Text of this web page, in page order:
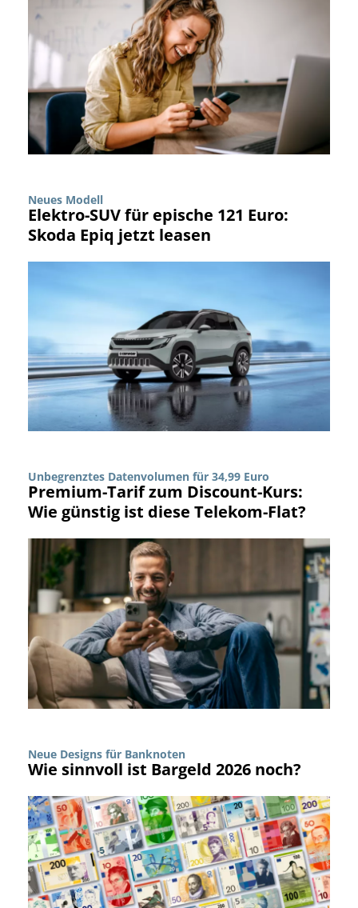
Neues Modell
Elektro-SUV für epische 121 Euro:
Skoda Epiq jetzt leasen
Unbegrenztes Datenvolumen für 34,99 Euro
Premium-Tarif zum Discount-Kurs:
Wie günstig ist diese Telekom-Flat?
Neue Designs für Banknoten
Wie sinnvoll ist Bargeld 2026 noch?